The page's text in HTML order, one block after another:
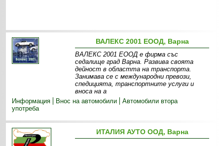
ВАЛЕКС 2001 ЕООД, Варна
ВАЛЕКС 2001 ЕООД е фирма със
седалище град Варна. Развива своята
дейност в областта на транспорта.
Занимава се с международни превози,
спедицията, транспортните услуги и
вноса на а
Информация
Внос на автомобили
Автомобили втора
употреба
ИТАЛИЯ АУТО ООД, Варна